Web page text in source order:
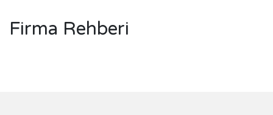
Firma Rehberi